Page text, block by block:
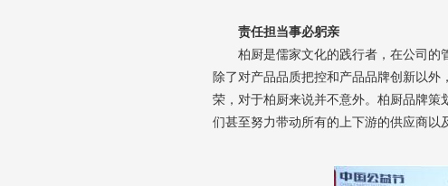
责任担当事必躬亲
柏厨是儒家文化的践行者，在公司的
除了对产品品质把控和产品品牌创新以
荣，对于柏厨来说并不意外。柏厨品牌策
们甚至努力带动所有的上下游的供应商以